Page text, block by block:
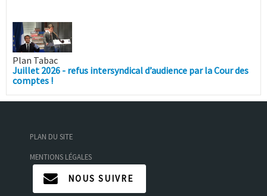
Plan Tabac
Juillet 2026 - refus intersyndical d’audience par la Cour des
comptes !
PLAN DU SITE
MENTIONS LÉGALES
NOUS SUIVRE